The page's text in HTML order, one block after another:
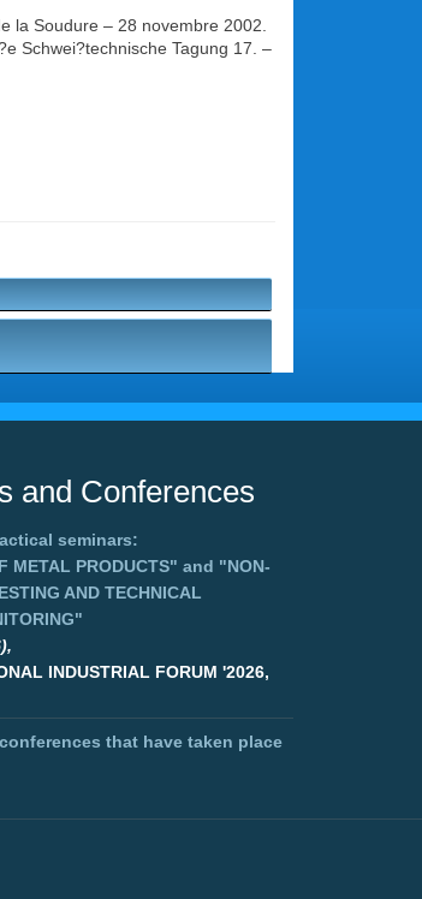
la Soudure – 28 novembre 2002.
Schwei?technische Tagung 17. –
and Conferences
seminars:
METAL PRODUCTS" and "NON-
AND TECHNICAL
INDUSTRIAL FORUM '2026,
that have taken place